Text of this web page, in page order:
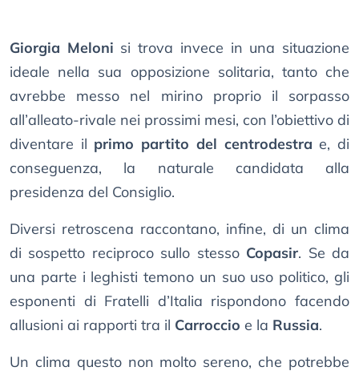
Giorgia Meloni si trova invece in una situazione
ideale nella sua opposizione solitaria, tanto che
avrebbe messo nel mirino proprio il sorpasso
all’alleato-rivale nei prossimi mesi, con l’obiettivo di
diventare il primo partito del centrodestra e, di
conseguenza, la naturale candidata alla
presidenza del Consiglio.
Diversi retroscena raccontano, infine, di un clima
di sospetto reciproco sullo stesso Copasir. Se da
una parte i leghisti temono un suo uso politico, gli
esponenti di Fratelli d’Italia rispondono facendo
allusioni ai rapporti tra il Carroccio e la Russia.
Un clima questo non molto sereno, che potrebbe